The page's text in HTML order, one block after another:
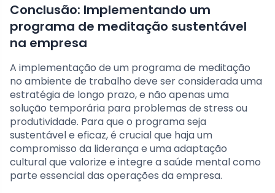
Conclusão: Implementando um
programa de meditação sustentável
na empresa
A implementação de um programa de meditação
no ambiente de trabalho deve ser considerada uma
estratégia de longo prazo, e não apenas uma
solução temporária para problemas de stress ou
produtividade. Para que o programa seja
sustentável e eficaz, é crucial que haja um
compromisso da liderança e uma adaptação
cultural que valorize e integre a saúde mental como
parte essencial das operações da empresa.